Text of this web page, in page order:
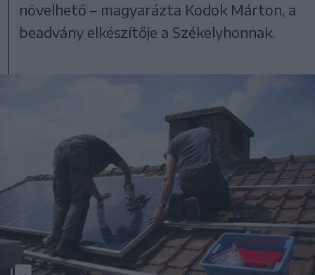
növelhető – magyarázta Kodok Márton, a
beadvány elkészítője a Székelyhonnak.